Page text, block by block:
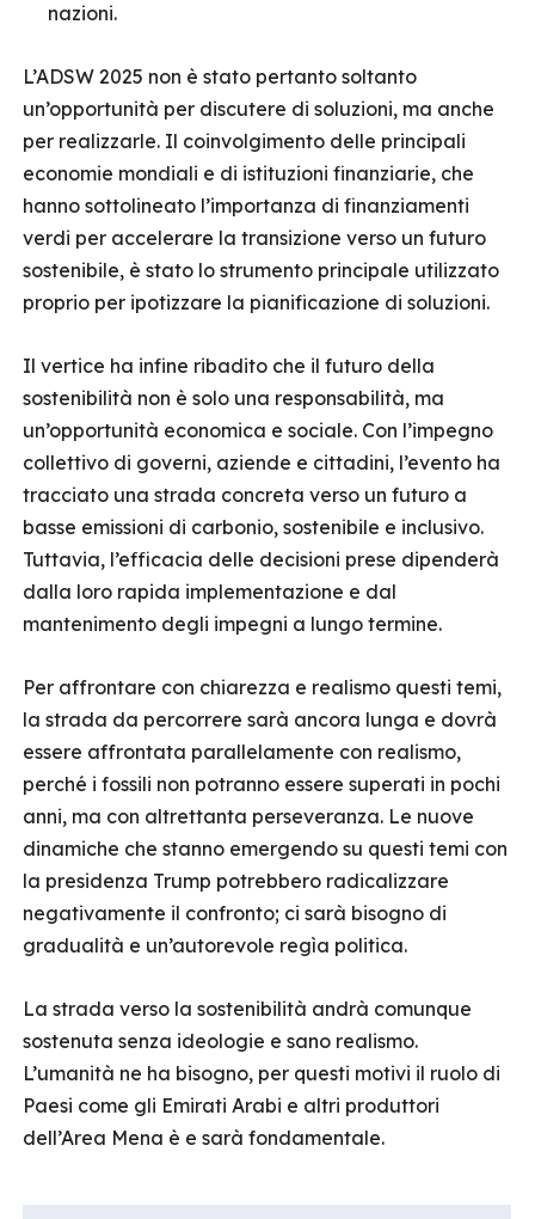
nazioni.
L’ADSW 2025 non è stato pertanto soltanto
un’opportunità per discutere di soluzioni, ma anche
per realizzarle. Il coinvolgimento delle principali
economie mondiali e di istituzioni finanziarie, che
hanno sottolineato l’importanza di finanziamenti
verdi per accelerare la transizione verso un futuro
sostenibile, è stato lo strumento principale utilizzato
proprio per ipotizzare la pianificazione di soluzioni.
Il vertice ha infine ribadito che il futuro della
sostenibilità non è solo una responsabilità, ma
un’opportunità economica e sociale. Con l’impegno
collettivo di governi, aziende e cittadini, l’evento ha
tracciato una strada concreta verso un futuro a
basse emissioni di carbonio, sostenibile e inclusivo.
Tuttavia, l’efficacia delle decisioni prese dipenderà
dalla loro rapida implementazione e dal
mantenimento degli impegni a lungo termine.
Per affrontare con chiarezza e realismo questi temi,
la strada da percorrere sarà ancora lunga e dovrà
essere affrontata parallelamente con realismo,
perché i fossili non potranno essere superati in pochi
anni, ma con altrettanta perseveranza. Le nuove
dinamiche che stanno emergendo su questi temi con
la presidenza Trump potrebbero radicalizzare
negativamente il confronto; ci sarà bisogno di
gradualità e un’autorevole regìa politica.
La strada verso la sostenibilità andrà comunque
sostenuta senza ideologie e sano realismo.
L’umanità ne ha bisogno, per questi motivi il ruolo di
Paesi come gli Emirati Arabi e altri produttori
dell’Area Mena è e sarà fondamentale.